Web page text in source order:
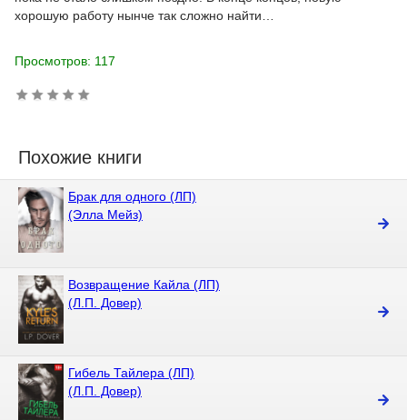
хорошую работу нынче так сложно найти…
Просмотров: 117
Похожие книги
Брак для одного (ЛП)
(Элла Мейз)
Возвращение Кайла (ЛП)
(Л.П. Довер)
Гибель Тайлера (ЛП)
(Л.П. Довер)